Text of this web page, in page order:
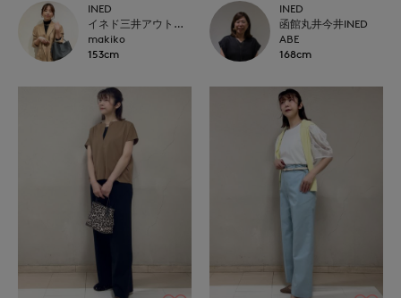
INED
イネド三井アウトレットパーク多摩南大沢店
makiko
153cm
INED
函館丸井今井INED
ABE
168cm